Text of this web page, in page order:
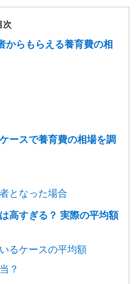
次
からもらえる養育費の相
ースで養育費の相場を調
となった場合
高すぎる？ 実際の平均額
るケースの平均額
？